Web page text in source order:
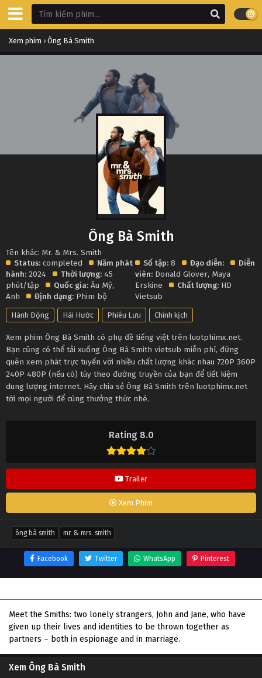
Xem phim › Ông Bà Smith
Rating 8.0
Trailer
Xem Phim
Ông Bà Smith
Tên khác: Mr. & Mrs. Smith
Status: completed
Năm phát
hành: 2024 Thời lượng: 45
phút/tập
Quốc gia: Âu Mỹ,
Anh
Định dạng: Phim bộ
Số tập: 8 Đạo diễn:
Diễn
viên: Donald Glover, Maya
Erskine
Chất lượng:
Vietsub
Hành Động Hài Hước Phiêu Lưu Chính kịch
Xem phim Ông Bà Smith có phụ đề tiếng việt trên luotphimx.net.
Bạn cũng có thể tải xuống Ông Bà Smith vietsub miễn phí, đừng
quên xem phát trực tuyến với nhiều chất lượng khác nhau 720P 360P
240P 480P (nếu có) tùy theo đường truyền của bạn để tiết kiệm
dung lượng internet. Hãy chia sẻ Ông Bà Smith trên luotphimx.net
tới mọi người để cùng thưởng thức nhé.
ông bà smith mr. & mrs. smith
Facebook Twitter WhatsApp Pinterest
Meet the Smiths: two lonely strangers, John and Jane, who have
given up their lives and identities to be thrown together as
partners – both in espionage and in marriage.
Xem Ông Bà Smith